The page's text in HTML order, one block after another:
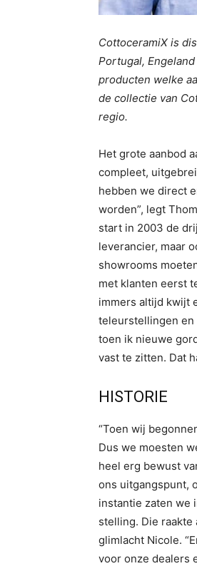
CottoceramiX is
Portugal,
producten welke
de collectie van
regio.
Het grote aanbod
compleet,
hebben we direct
worden”, legt
start in 2003 de
leverancier, maar
showrooms
met klanten eerst
immers altijd kwijt
teleurstellingen en
toen ik nieuwe
vast te zitten. Dat
HISTORIE
“Toen wij
Dus we moesten
heel erg bewust
ons uitgangspunt,
instantie zaten we
stelling. Die raakte
glimlacht Nicole.
voor onze dealers